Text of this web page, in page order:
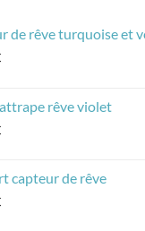
de rêve turquoise et
rêve violet
capteur de rêve